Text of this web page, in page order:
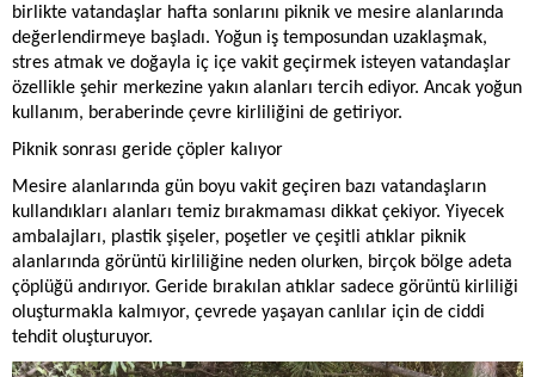
birlikte vatandaşlar hafta sonlarını piknik ve mesire alanlarında
değerlendirmeye başladı. Yoğun iş temposundan uzaklaşmak,
stres atmak ve doğayla iç içe vakit geçirmek isteyen vatandaşlar
özellikle şehir merkezine yakın alanları tercih ediyor. Ancak yoğun
kullanım, beraberinde çevre kirliliğini de getiriyor.
Piknik sonrası geride çöpler kalıyor
Mesire alanlarında gün boyu vakit geçiren bazı vatandaşların
kullandıkları alanları temiz bırakmaması dikkat çekiyor. Yiyecek
ambalajları, plastik şişeler, poşetler ve çeşitli atıklar piknik
alanlarında görüntü kirliliğine neden olurken, birçok bölge adeta
çöplüğü andırıyor. Geride bırakılan atıklar sadece görüntü kirliliği
oluşturmakla kalmıyor, çevrede yaşayan canlılar için de ciddi
tehdit oluşturuyor.